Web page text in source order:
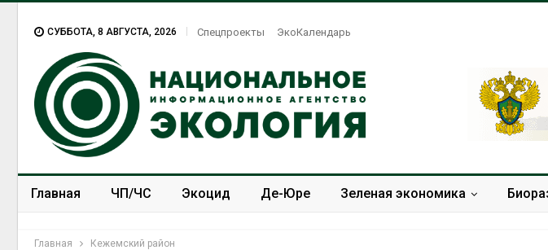
СУББОТА, 8 АВГУСТА, 2026 Спецпроекты ЭкоКалендарь
Главная ЧП/ЧС Экоцид Де-Юре Зеленая экономика
Главная Кежемский район